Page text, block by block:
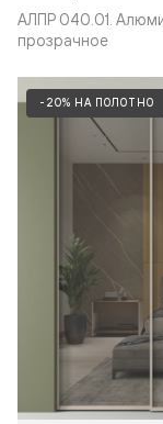
АЛПР 040.01.
прозрачное
-20% НА ПОЛОТНО